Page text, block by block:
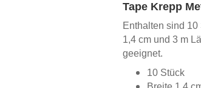
Tape Krepp
Enthalten sind 10
1,4 cm und 3 m
geeignet.
10 Stück